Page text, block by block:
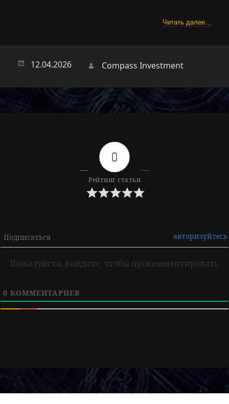
Читать далее…
12.04.2026 Автор
Compass Investment
0
Рейтинг статьи
Подписаться авторизуйтесь
Пожалуйста, войдите, чтобы прокомментировать
0 КОММЕНТАРИЕВ